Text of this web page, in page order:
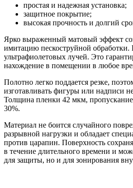
простая и надежная установка;
защитное покрытие;
высокая прочность и долгий
Ярко выраженный матовый эффект
имитацию пескоструйной обработки.
ультрафиолетовых лучей. Это
нахождение в помещении в любое
Полотно легко поддается резке,
изготавливать фигуры или надписи
Толщина пленки 42 мкм,
30%.
Материал не боится случайного
разрывной нагрузки и обладает
против царапин. Поверхность
в течение длительного времени и
для защиты, но и для зонирования